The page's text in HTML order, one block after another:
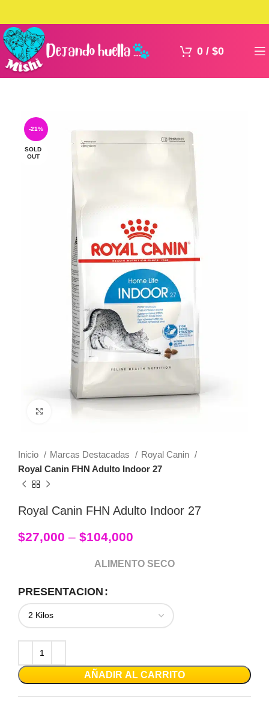
0 / $0
-21%
SOLD
OUT
Inicio Marcas Destacadas
Royal Canin
Royal Canin FHN Adulto Indoor 27
Royal Canin FHN Adulto Indoor 27
$27,000 – $104,000
ALIMENTO SECO
PRESENTACION
AÑADIR AL CARRITO